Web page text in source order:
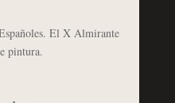
El X Almirante
pintura.